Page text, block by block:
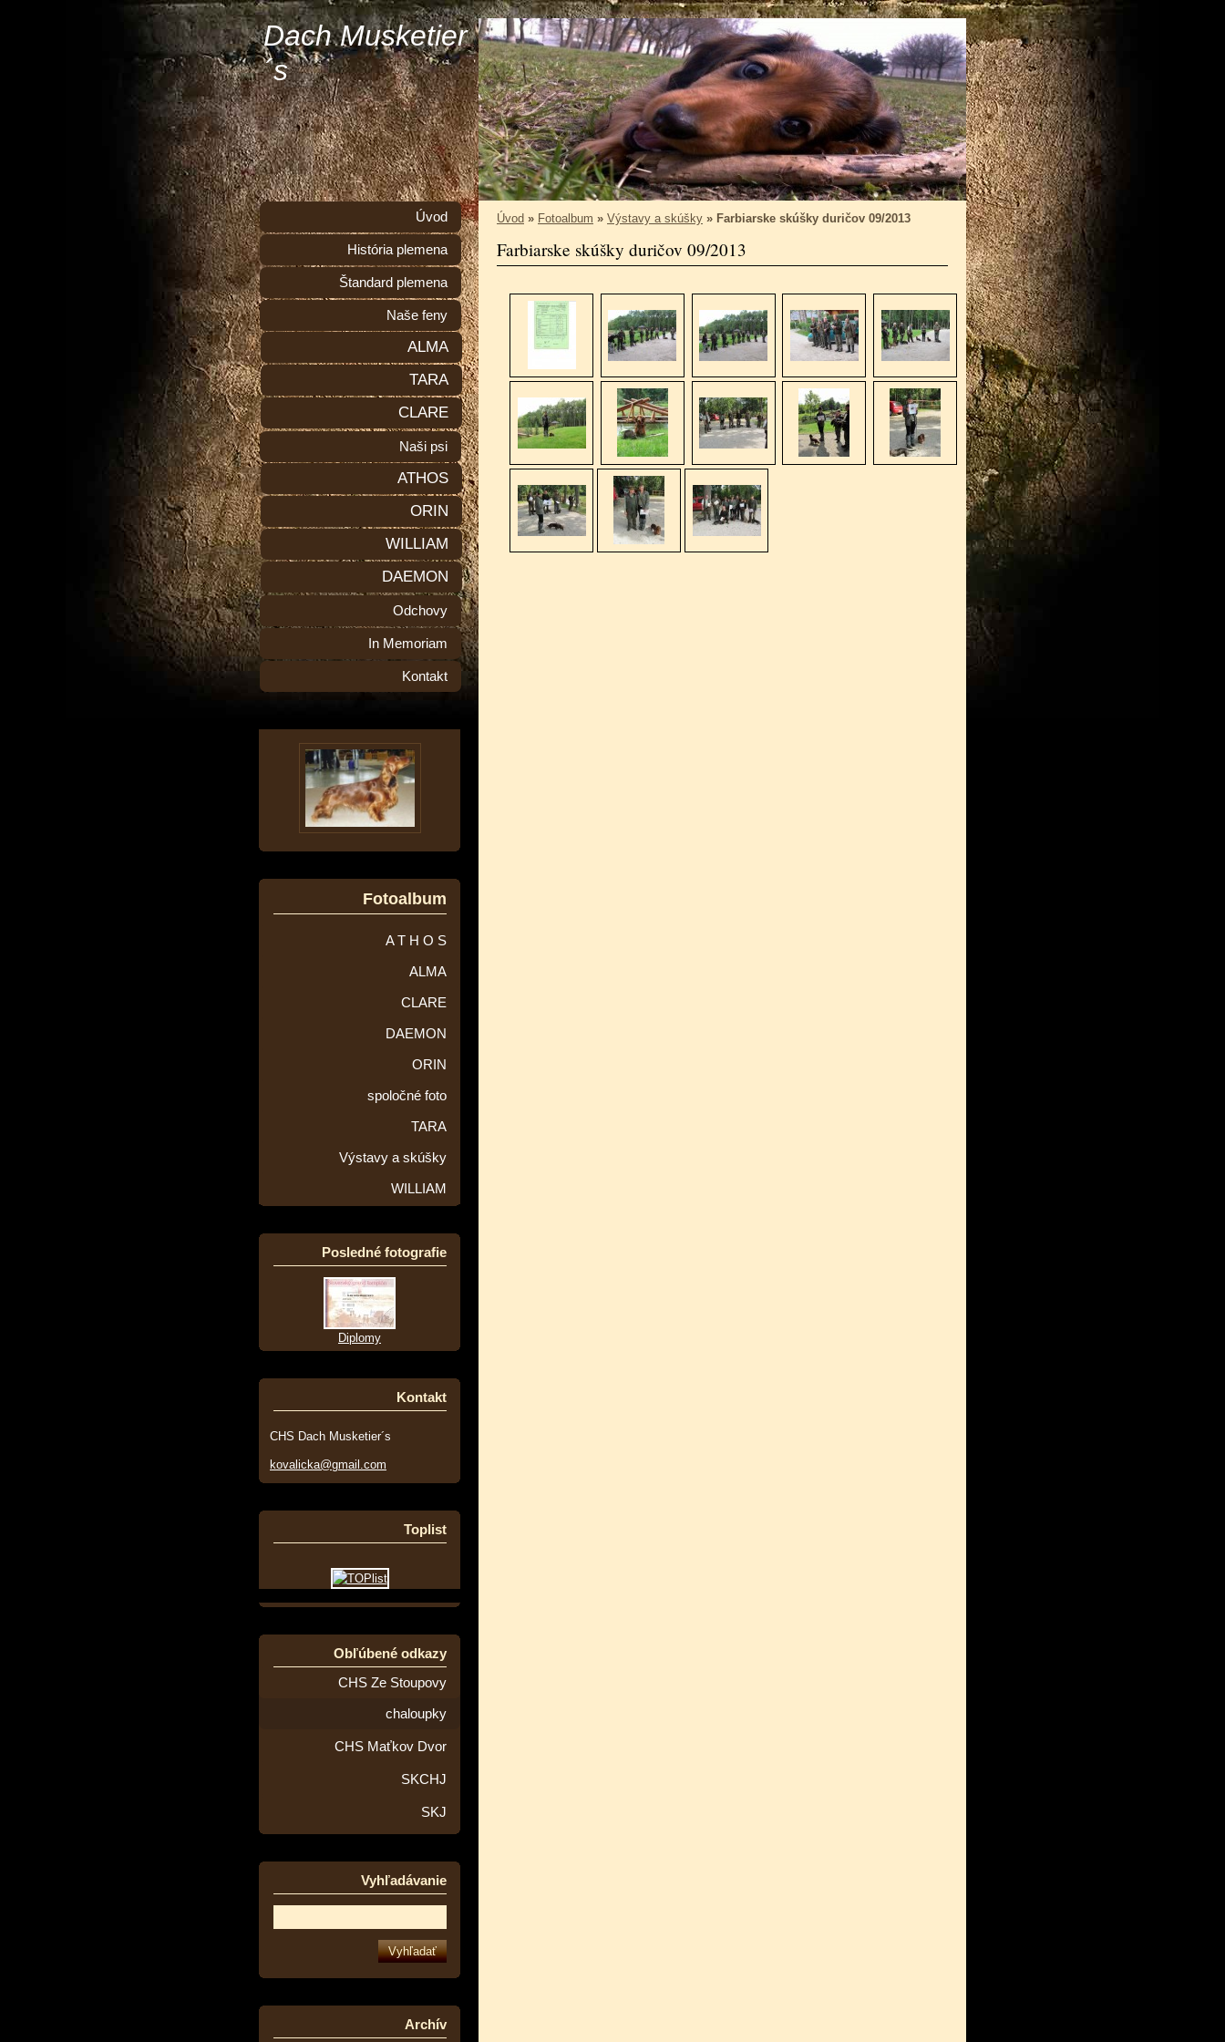
Dach Musketier
´s
Úvod » Fotoalbum » Výstavy a skúšky » Farbiarske skúšky duričov 09/2013
Farbiarske skúšky duričov 09/2013
Úvod
História plemena
Štandard plemena
Naše feny
ALMA
TARA
CLARE
Naši psi
ATHOS
ORIN
WILLIAM
DAEMON
Odchovy
In Memoriam
Kontakt
Fotoalbum
A T H O S
ALMA
CLARE
DAEMON
ORIN
spoločné foto
TARA
Výstavy a skúšky
WILLIAM
Posledné fotografie
Diplomy
Kontakt
CHS Dach Musketier´s
kovalicka@gmail.com
Toplist
Obľúbené odkazy
CHS Ze Stoupovy
chaloupky
CHS Maťkov Dvor
SKCHJ
SKJ
Vyhľadávanie
Archív